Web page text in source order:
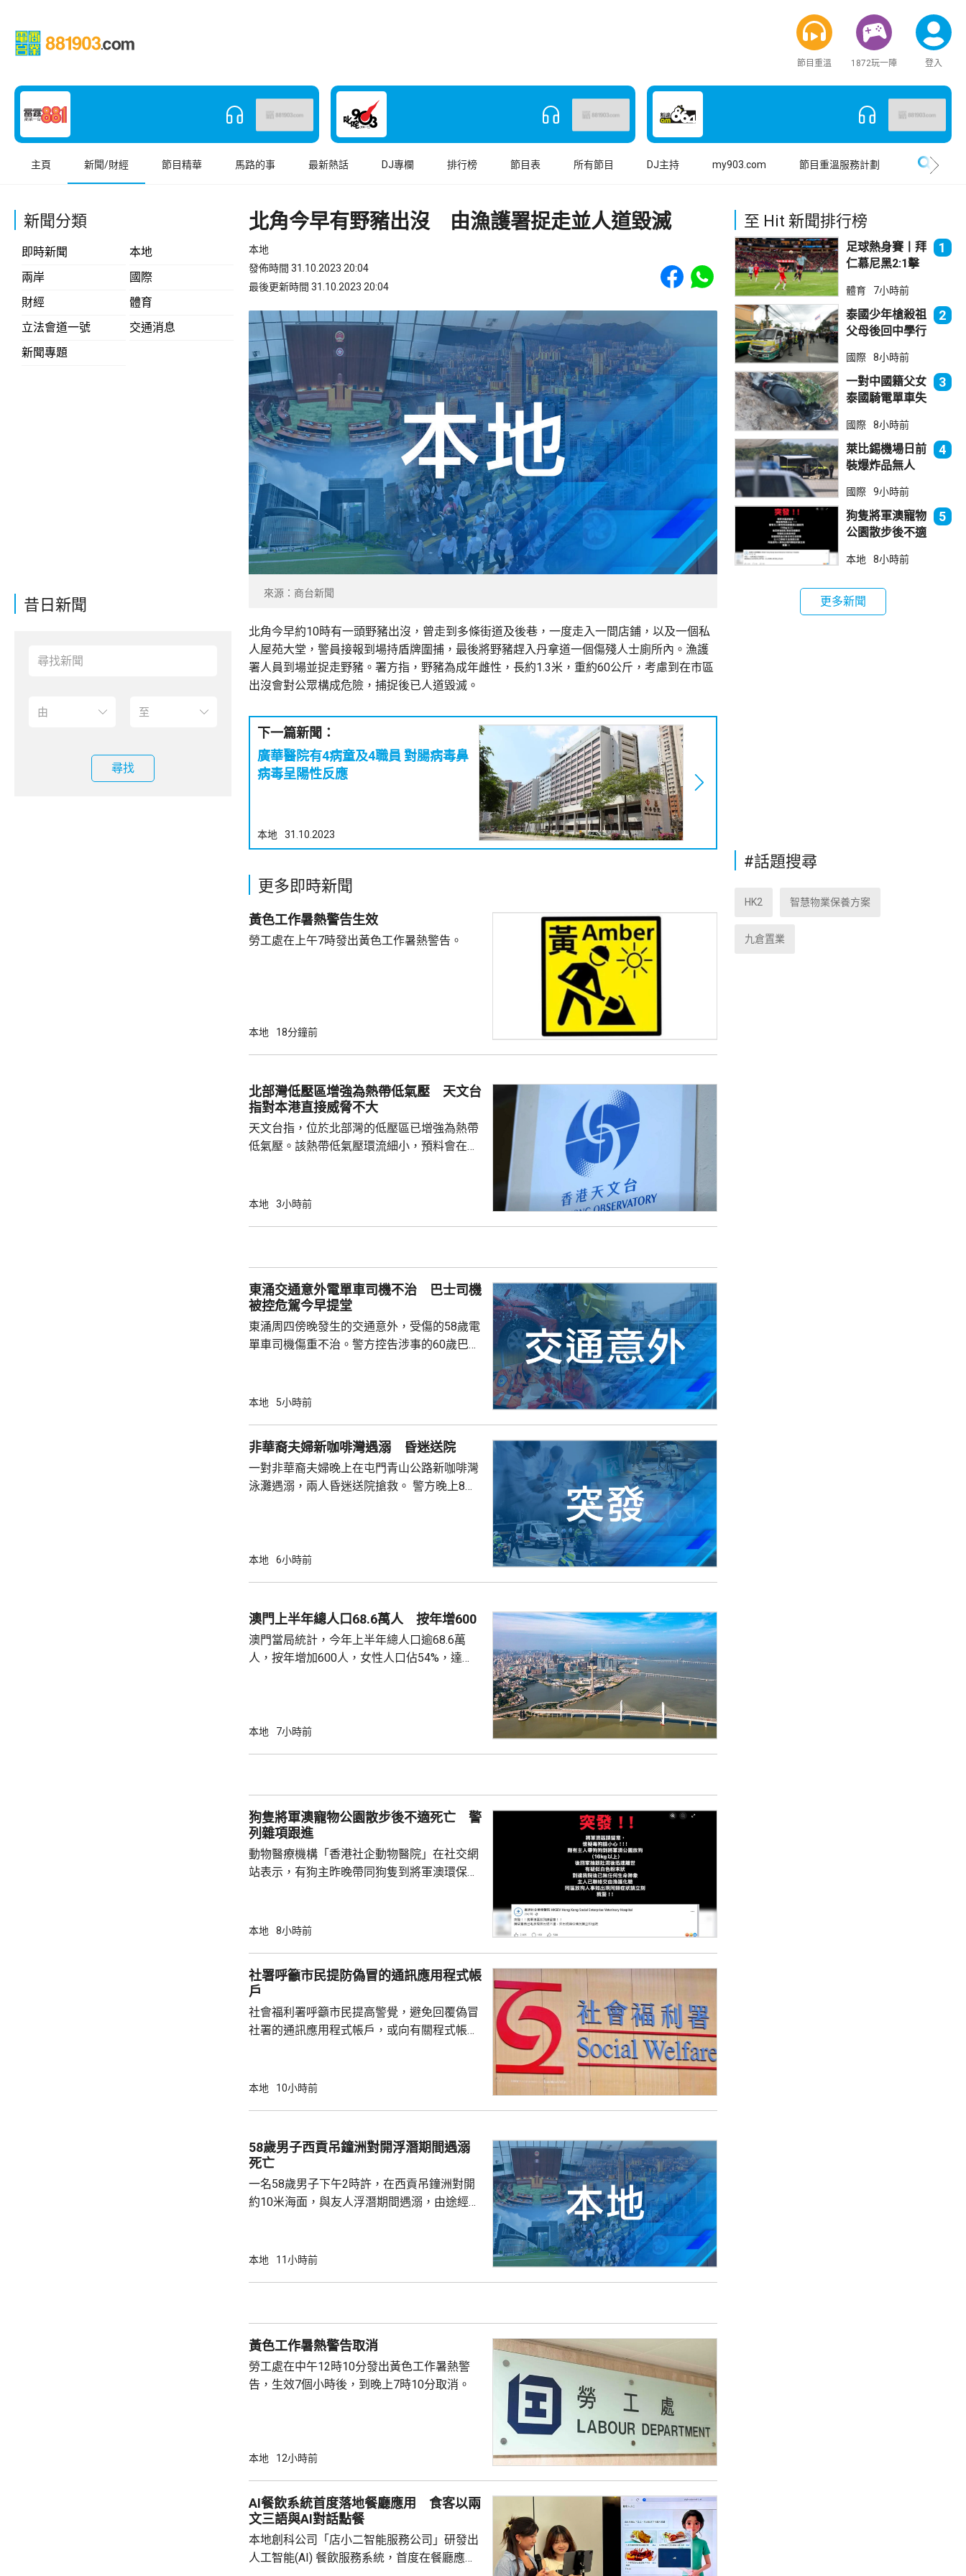
節目重溫 1872玩一陣 登入
主頁 新聞/財經 節目精華 馬路的事 最新熱話 DJ專欄 排行榜 節目表 所有節目 DJ主持 my903.com 節目重溫服務計劃
新聞分類
即時新聞
本地
兩岸
國際
財經
體育
立法會道一號
交通消息
新聞專題
昔日新聞
尋找
北角今早有野豬出沒 由漁護署捉走並人道毀滅
本地
發佈時間 31.10.2023 20:04
最後更新時間 31.10.2023 20:04
Share to Facebook
Share to WhatsApp
來源：商台新聞
北角今早約10時有一頭野豬出沒，曾走到多條街道及後巷，一度走入一間店鋪，以及一個私
人屋苑大堂，警員接報到場持盾牌圍捕，最後將野豬趕入丹拿道一個傷殘人士廁所內。漁護
署人員到場並捉走野豬。署方指，野豬為成年雌性，長約1.3米，重約60公斤，考慮到在市區
出沒會對公眾構成危險，捕捉後已人道毀滅。
下一篇新聞：
廣華醫院有4病童及4職員 對腸病毒鼻
病毒呈陽性反應
本地 31.10.2023
更多即時新聞
黃色工作暑熱警告生效
勞工處在上午7時發出黃色工作暑熱警告。
本地 18分鐘前
北部灣低壓區增強為熱帶低氣壓 天文台
指對本港直接威脅不大
天文台指，位於北部灣的低壓區已增強為熱帶
低氣壓。該熱帶低氣壓環流細小，預料會在今
採取靠近廣東沿岸的路徑，否則需要發出一號
本地 3小時前
東涌交通意外電單車司機不治 巴士司機
被控危駕今早提堂
東涌周四傍晚發生的交通意外，受傷的58歲電
單車司機傷重不治。警方控告涉事的60歲巴士
龍運巴士沿東涌東交匯處行駛，去到近北大嶼
身體多處受傷，昏迷送往北大嶼山醫院，延至
周五早上8時許證實死亡。
本地 5小時前
非華裔夫婦新咖啡灣遇溺 昏迷送院
一對非華裔夫婦晚上在屯門青山公路新咖啡灣
泳灘遇溺，兩人昏迷送院搶救。 警方晚上8時
本地 6小時前
澳門上半年總人口68.6萬人 按年增600
澳門當局統計，今年上半年總人口逾68.6萬
人，按年增加600人，女性人口佔54%，達
方面，上半年從內地持單程證的新來澳人士有
本地 7小時前
狗隻將軍澳寵物公園散步後不適死亡 警
列雜項跟進
動物醫療機構「香港社企動物醫院」在社交網
站表示，有狗主昨晚帶同狗隻到將軍澳環保大
亡，狗主事後聯絡交由漁護署化驗。 警方表
捕。
本地 8小時前
社署呼籲市民提防偽冒的通訊應用程式帳
戶
社會福利署呼籲市民提高警覺，避免回覆偽冒
社署的通訊應用程式帳戶，或向有關程式帳戶
內的不明連結，以盗取市民的個人資料。社署
本地 10小時前
58歲男子西貢吊鐘洲對開浮潛期間遇溺
死亡
一名58歲男子下午2時許，在西貢吊鐘洲對開
約10米海面，與友人浮潛期間遇溺，由途經船
確定。
本地 11小時前
黃色工作暑熱警告取消
勞工處在中午12時10分發出黃色工作暑熱警
告，生效7個小時後，到晚上7時10分取消。
本地 12小時前
AI餐飲系統首度落地餐廳應用 食客以兩
文三語與AI對話點餐
本地創科公司「店小二智能服務公司」研發出
人工智能(AI) 餐飲服務系統，首度在餐廳應
至 Hit 新聞排行榜
足球熱身賽丨拜
仁慕尼黑2:1擊
1
體育 7小時前
泰國少年槍殺祖
父母後回中學行
死23傷
2
國際 8小時前
一對中國籍父女
泰國騎電單車失
傷
3
國際 8小時前
萊比錫機場日前
裝爆炸品無人
發現再踢落
4
國際 9小時前
狗隻將軍澳寵物
公園散步後不適
跟進
5
本地 8小時前
更多新聞
#話題搜尋
HK2 智慧物業保養方案
九倉置業